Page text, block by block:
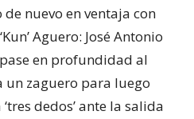
nuevo en ventaja con
Aguero: José Antonio
en profundidad al
zaguero para luego
dedos’ ante la salida